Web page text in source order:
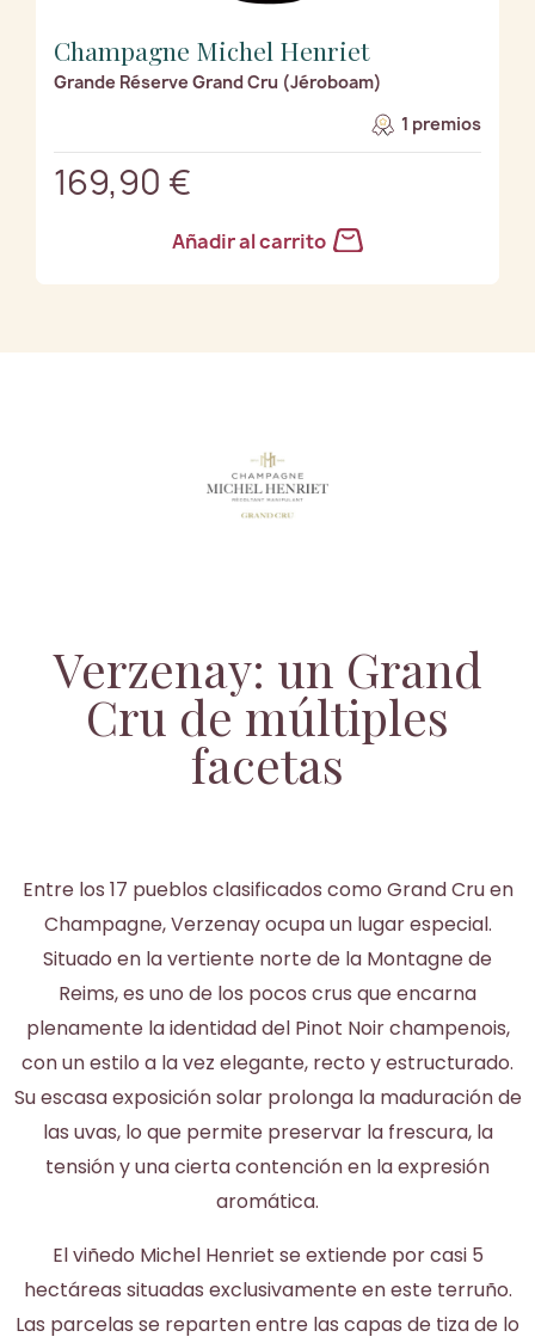
Champagne Michel Henriet
Grande Réserve Grand Cru (Jéroboam)
1 premios
169,90 €
Añadir al carrito
Verzenay: un Grand
Cru de múltiples
facetas
Entre los 17 pueblos clasificados como Grand Cru en
Champagne, Verzenay ocupa un lugar especial.
Situado en la vertiente norte de la Montagne de
Reims, es uno de los pocos crus que encarna
plenamente la identidad del Pinot Noir champenois,
con un estilo a la vez elegante, recto y estructurado.
Su escasa exposición solar prolonga la maduración de
las uvas, lo que permite preservar la frescura, la
tensión y una cierta contención en la expresión
aromática.
El viñedo Michel Henriet se extiende por casi 5
hectáreas situadas exclusivamente en este terruño.
Las parcelas se reparten entre las capas de tiza de lo